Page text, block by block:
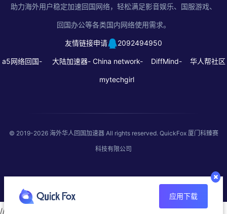
助力海外用户稳定加速回国网络，轻松满足影音娱乐、国服游戏、
回国办公等各类国内网络使用需求。
友情链接申请 2092494950
a5网络回国- 大陆加速器- China network- DiffMind- 华人帮社区
mytechgirl
© 2019-2026 海外华人回国加速器All rights reserved. QuickFox 厦门科臻赛
科技有限公司
应用下载
//